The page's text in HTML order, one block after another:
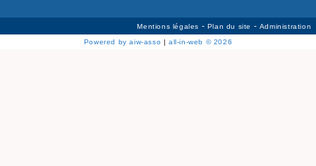
MANCHE
MARNE
MEURTHE-ET-MOSELLE
Mentions légales - Plan du site - Administration
Powered by aiw-asso | all-in-web © 2026